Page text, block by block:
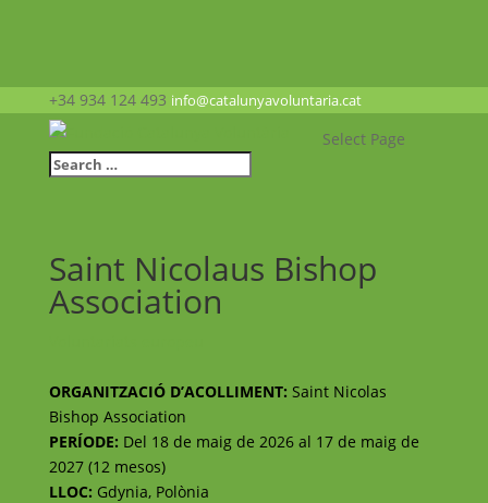
+34 934 124 493 info@catalunyavoluntaria.cat
Select Page
Saint Nicolaus Bishop
Association
ORGANITZACIÓ D’ACOLLIMENT: Saint Nicolas
Bishop Association
PERÍODE: Del 18 de maig de 2026 al 17 de maig de
2027 (12 mesos)
LLOC: Gdynia, Polònia